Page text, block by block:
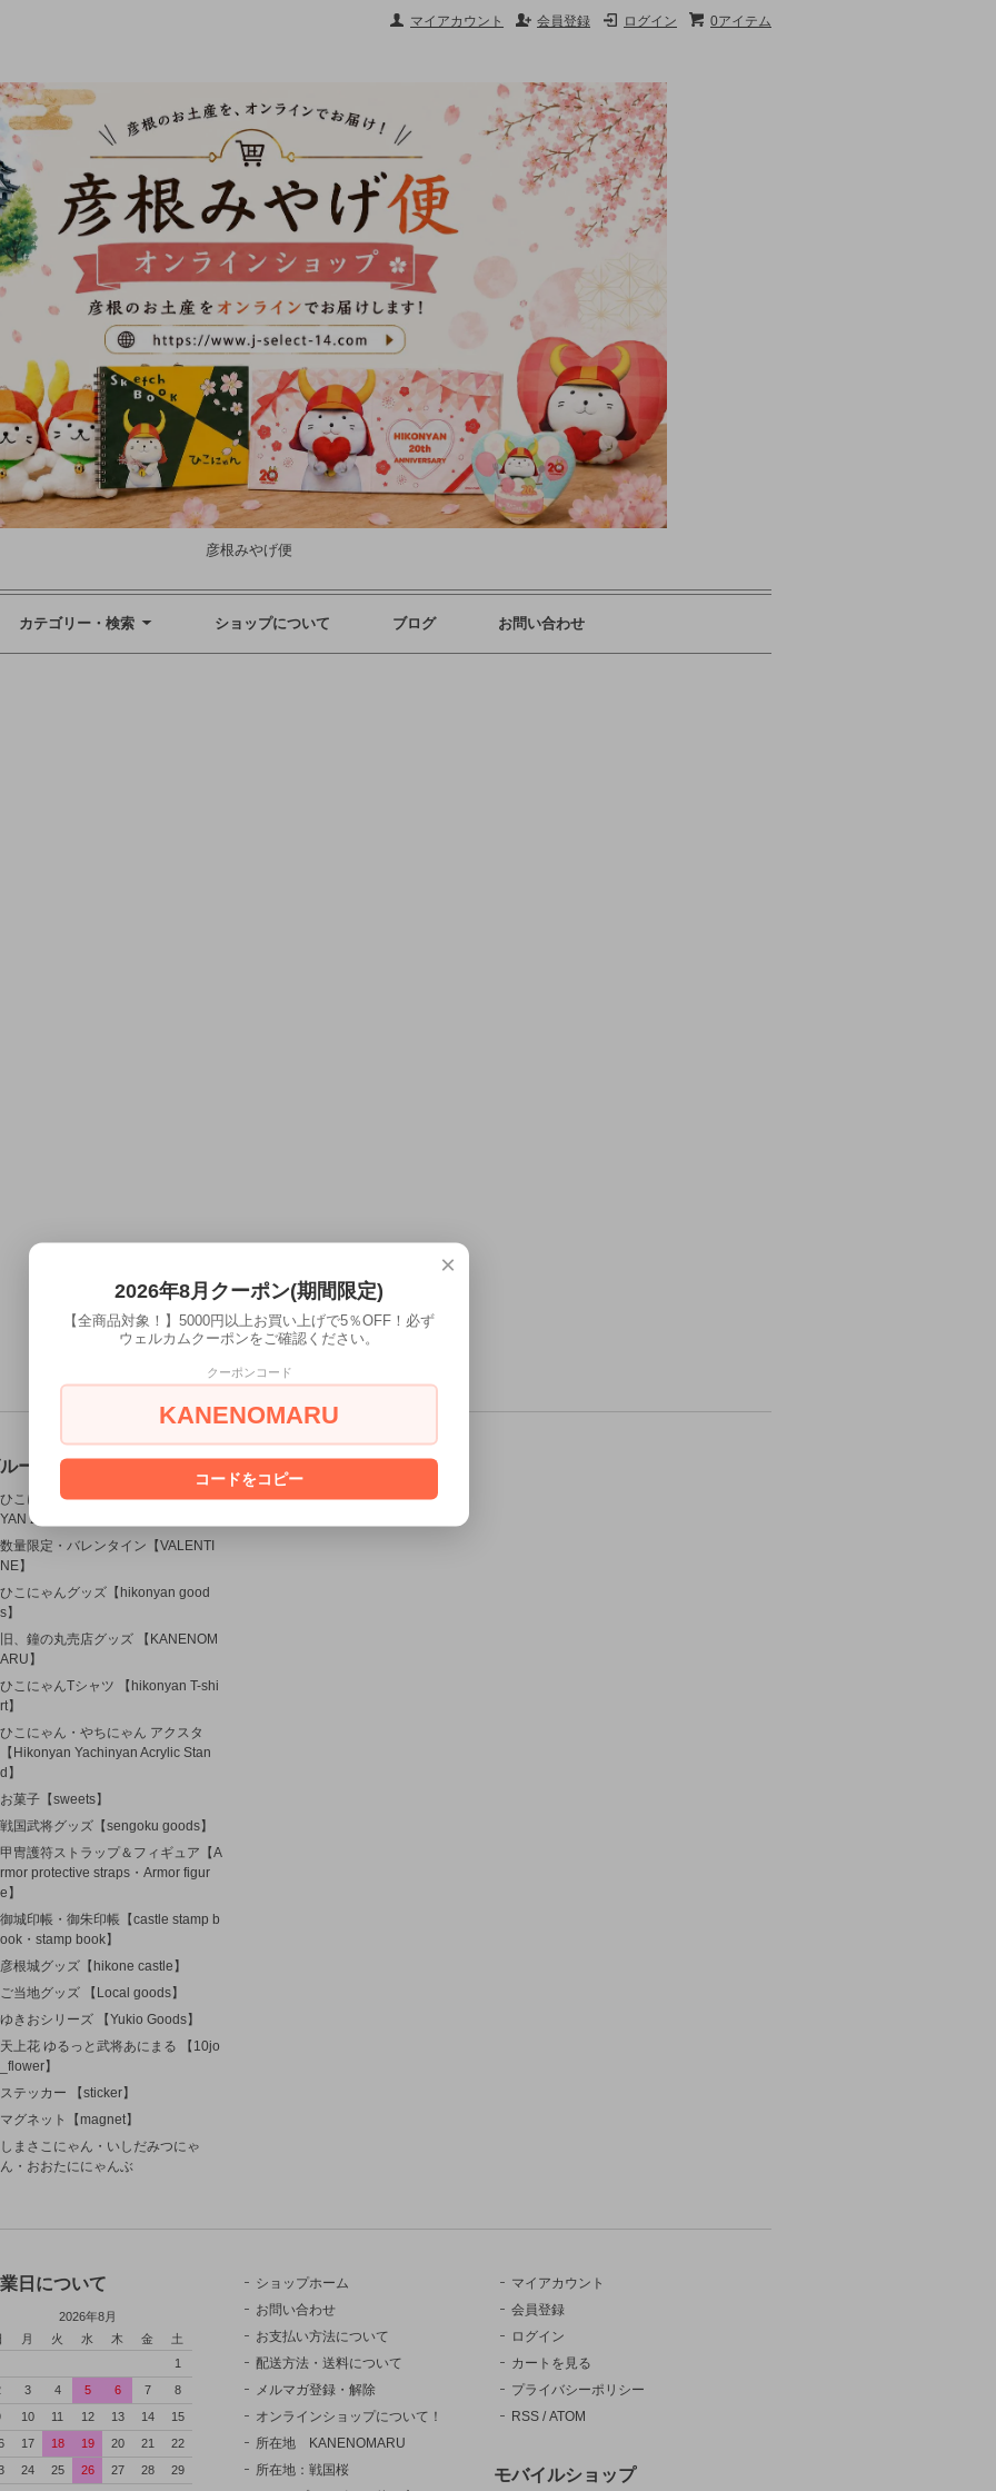
0アイテム
ログイン
会員登録
マイアカウント
彦根みやげ便
カテゴリー・検索 ショップについて ブログ お問い合わせ
ープから探す
ひこにゃん 20周年 グッズ 【HIKON
YAN 20th Anniversary】
数量限定・バレンタイン【VALENTI
NE】
ひこにゃんグッズ【hikonyan good
s】
旧、鐘の丸売店グッズ 【KANENOM
ARU】
ひこにゃんTシャツ 【hikonyan T-shi
rt】
ひこにゃん・やちにゃん アクスタ
【Hikonyan Yachinyan Acrylic Stan
d】
お菓子【sweets】
戦国武将グッズ【sengoku goods】
甲冑護符ストラップ＆フィギュア【A
rmor protective straps・Armor figur
e】
御城印帳・御朱印帳【castle stamp b
ook・stamp book】
彦根城グッズ【hikone castle】
ご当地グッズ 【Local goods】
ゆきおシリーズ 【Yukio Goods】
天上花 ゆるっと武将あにまる 【10jo
_flower】
ステッカー 【sticker】
マグネット【magnet】
しまさこにゃん・いしだみつにゃ
ん・おおたににゃんぶ
日について
2026年8月
月 火 水 木 金
土
1
3 4 5 6 7
8
10 11 12 13 14
15
17 18 19 20 21
22
24 25 26 27 28
29
ショップホーム
お問い合わせ
お支払い方法について
配送方法・送料について
メルマガ登録・解除
オンラインショップについて！
所在地 KANENOMARU
所在地：戦国桜
マイアカウント
会員登録
ログイン
カートを見る
プライバシーポリシー
RSS /ATOM
モバイルショップ
×
2026年8月クーポン(期間限定)
【全商品対象！】5000円以上お買い上げで5％OFF！必ず
ウェルカムクーポンをご確認ください。
クーポンコード
KANENOMARU
コードをコピー